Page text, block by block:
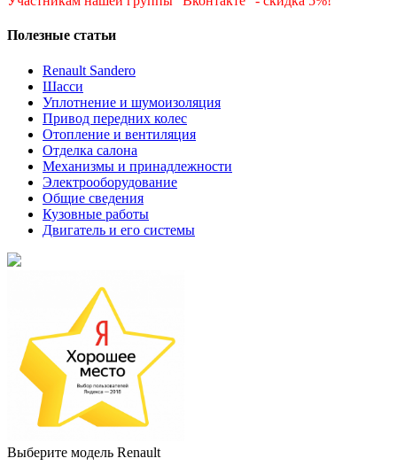
Полезные статьи
Renault Sandero
Шасси
Уплотнение и шумоизоляция
Привод передних колес
Отопление и вентиляция
Отделка салона
Механизмы и принадлежности
Электрооборудование
Общие сведения
Кузовные работы
Двигатель и его системы
Выберите модель Renault